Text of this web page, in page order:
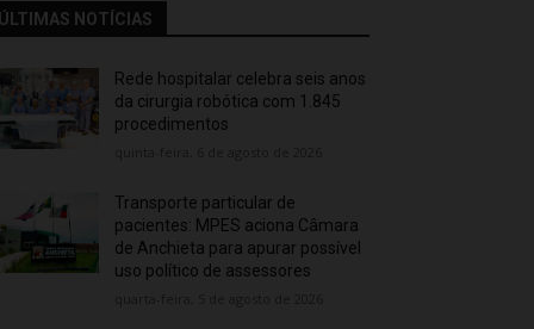
ÚLTIMAS NOTÍCIAS
Rede hospitalar celebra seis anos
da cirurgia robótica com 1.845
procedimentos
Transporte particular de
pacientes: MPES aciona Câmara
de Anchieta para apurar possível
uso político de assessores